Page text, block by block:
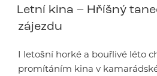
Letní kina – Hříšný
zájezdu
I letošní horké a bouřlivé léto
promítáním kina v